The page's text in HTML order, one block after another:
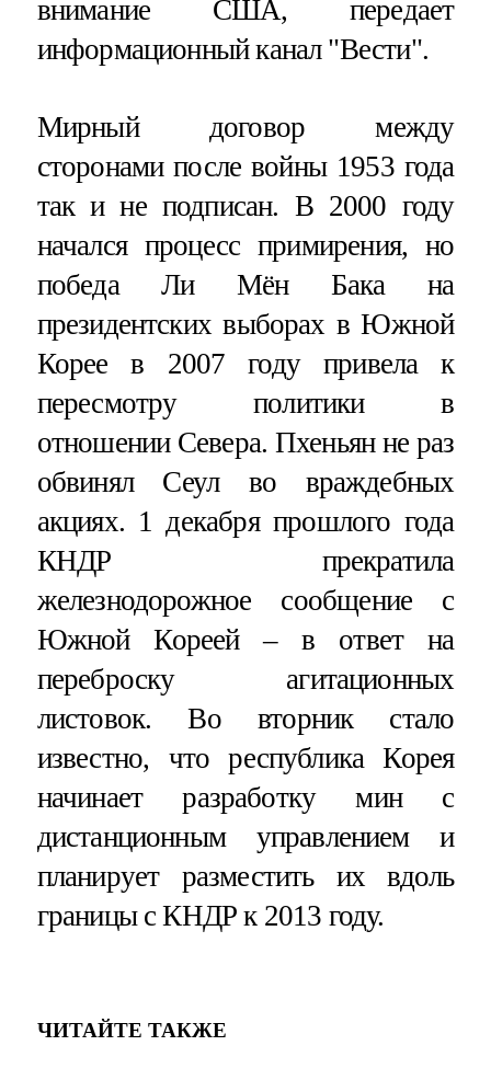
внимание США, передает
информационный канал "Вести".
Мирный договор между
сторонами после войны 1953 года
так и не подписан. В 2000 году
начался процесс примирения, но
победа Ли Мён Бака на
президентских выборах в Южной
Корее в 2007 году привела к
пересмотру политики в
отношении Севера. Пхеньян не раз
обвинял Сеул во враждебных
акциях. 1 декабря прошлого года
КНДР прекратила
железнодорожное сообщение с
Южной Кореей – в ответ на
переброску агитационных
листовок. Во вторник стало
известно, что республика Корея
начинает разработку мин с
дистанционным управлением и
планирует разместить их вдоль
границы с КНДР к 2013 году.
ЧИТАЙТЕ ТАКЖЕ